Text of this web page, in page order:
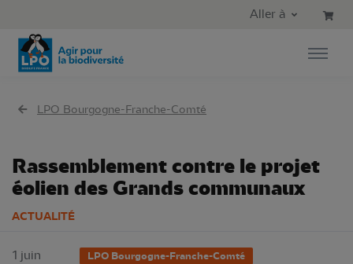
Aller au menu principal
Aller à
LPO Bourgogne-Franche-Comté
Rassemblement contre le projet
éolien des Grands communaux
ACTUALITÉ
1 juin
LPO Bourgogne-Franche-Comté